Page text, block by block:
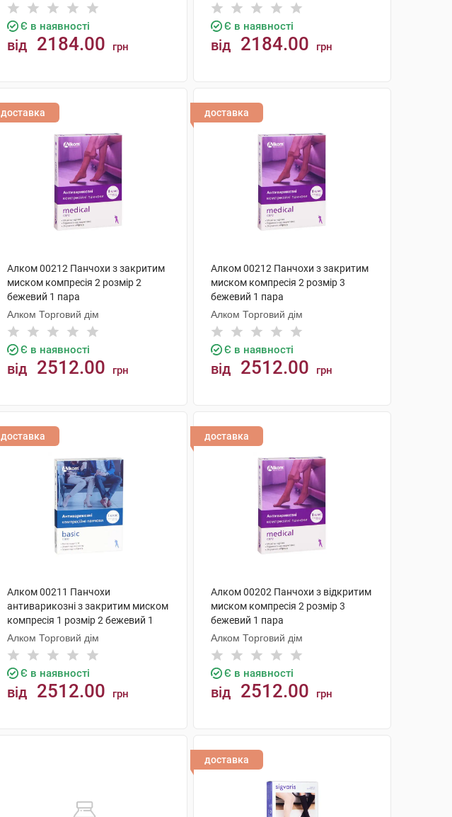
Є в наявності
від 2184.00 грн
Є в наявності
від 2184.00 грн
доставка
Алком 00212 Панчохи з закритим
миском компресія 2 розмір 2
бежевий 1 пара
Алком Торговий дім
Є в наявності
від 2512.00 грн
доставка
Алком 00212 Панчохи з закритим
миском компресія 2 розмір 3
бежевий 1 пара
Алком Торговий дім
Є в наявності
від 2512.00 грн
доставка
Алком 00211 Панчохи
антиварикозні з закритим миском
компресія 1 розмір 2 бежевий 1
пара
Алком Торговий дім
Є в наявності
від 2512.00 грн
доставка
Алком 00202 Панчохи з відкритим
миском компресія 2 розмір 3
бежевий 1 пара
Алком Торговий дім
Є в наявності
від 2512.00 грн
доставка